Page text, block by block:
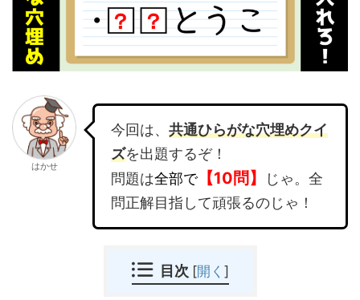
はかせ
今回は、 共通ひらがな穴埋めクイ
ズを出題するぞ！
問題は全部で【10問】
じゃ。全
問正解目指して頑張るのじゃ！
目次 [開く ]